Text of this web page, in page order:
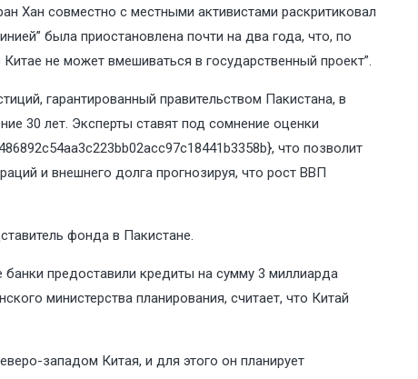
Хан совместно с местными активистами раскритиковал
была приостановлена ​​почти на два года, что, по
не может вмешиваться в государственный проект”.
гарантированный правительством Пакистана, в
30 лет. Эксперты ставят под сомнение оценки
что позволит
и внешнего долга прогнозируя, что рост ВВП
фонда в Пакистане.
предоставили кредиты на сумму 3 миллиарда
министерства планирования, считает, что Китай
западом Китая, и для этого он планирует